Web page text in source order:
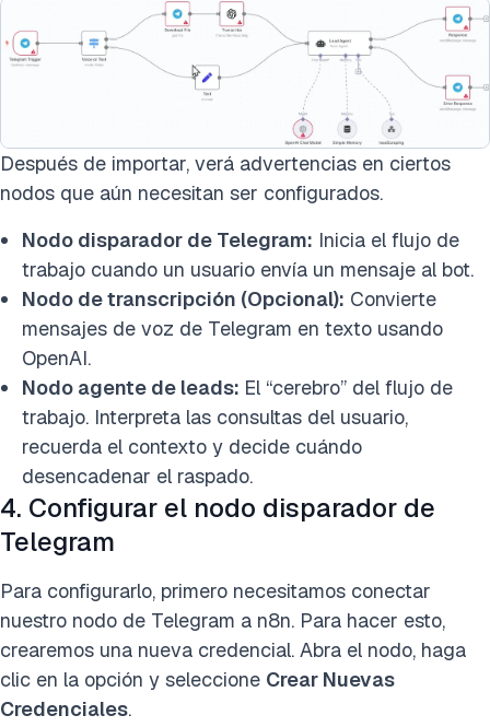
Después de importar, verá advertencias en ciertos
nodos que aún necesitan ser configurados.
Nodo disparador de Telegram: Inicia el flujo de
trabajo cuando un usuario envía un mensaje al bot.
Nodo de transcripción (Opcional): Convierte
mensajes de voz de Telegram en texto usando
OpenAI.
Nodo agente de leads: El “cerebro” del flujo de
trabajo. Interpreta las consultas del usuario,
recuerda el contexto y decide cuándo
desencadenar el raspado.
4. Configurar el nodo disparador de
Telegram
Para configurarlo, primero necesitamos conectar
nuestro nodo de Telegram a n8n. Para hacer esto,
crearemos una nueva credencial. Abra el nodo, haga
clic en la opción y seleccione Crear Nuevas
Credenciales.